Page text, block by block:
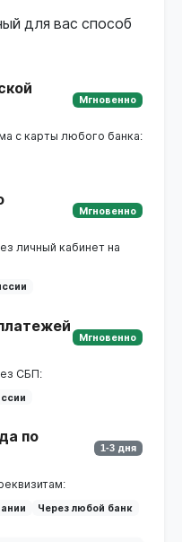
для вас способ
Мгновенно
с карты любого банка:
Мгновенно
личный кабинет на
Мгновенно
СБП:
по
1-3 дня
Через любой банк